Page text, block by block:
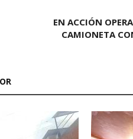
EN ACCIÓN
CAMIONETA